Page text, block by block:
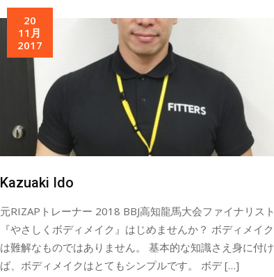
20
11月
2017
Kazuaki Ido
元RIZAPトレーナー 2018 BBJ高知龍馬大会ファイナリスト
『やさしくボディメイク』はじめませんか？ ボディメイク
は難解なものではありません。 基本的な知識さえ身に付け
ば、ボディメイクはとてもシンプルです。 ボデ […]